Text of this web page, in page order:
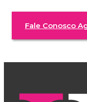
Fale Conosco